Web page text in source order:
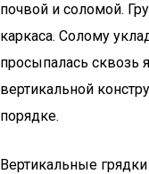
почвой и соломой.
каркаса. Солому
просыпалась сквозь
вертикальной
порядке.
Вертикальные